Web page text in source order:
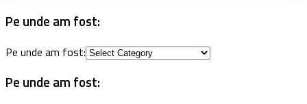
Pe unde am fost:
Pe unde am fost:
Pe unde am fost: